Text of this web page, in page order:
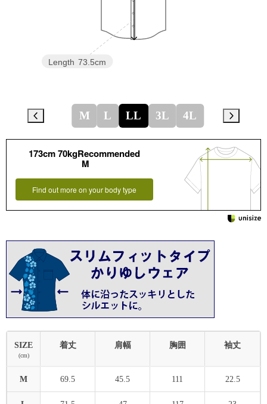
Length 73.5cm
M L LL 3L 4L
173cm 70kgRecommended
M
Find out more on your body type
SIZE
(cm)
着丈 肩幅 胸囲 袖丈
M 69.5 45.5 111 22.5